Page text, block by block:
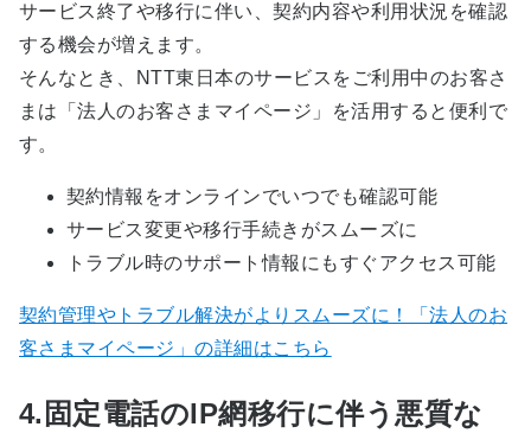
サービス終了や移行に伴い、契約内容や利用状況を確認
する機会が増えます。
そんなとき、NTT東日本のサービスをご利用中のお客さ
まは「法人のお客さまマイページ」を活用すると便利で
す。
契約情報をオンラインでいつでも確認可能
サービス変更や移行手続きがスムーズに
トラブル時のサポート情報にもすぐアクセス可能
契約管理やトラブル解決がよりスムーズに！「法人のお
客さまマイページ」の詳細はこちら
4.固定電話のIP網移行に伴う悪質な